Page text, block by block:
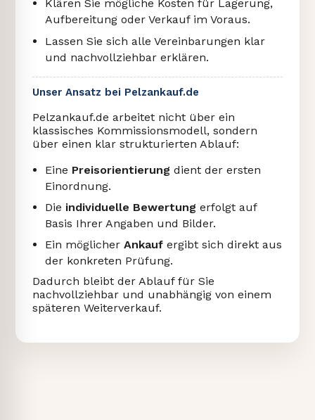
Klären Sie mögliche Kosten für Lagerung,
Aufbereitung oder Verkauf im Voraus.
Lassen Sie sich alle Vereinbarungen klar
und nachvollziehbar erklären.
Unser Ansatz bei Pelzankauf.de
Pelzankauf.de arbeitet nicht über ein
klassisches Kommissionsmodell, sondern
über einen klar strukturierten Ablauf:
Eine Preisorientierung dient der ersten
Einordnung.
Die individuelle Bewertung erfolgt auf
Basis Ihrer Angaben und Bilder.
Ein möglicher Ankauf ergibt sich direkt aus
der konkreten Prüfung.
Dadurch bleibt der Ablauf für Sie
nachvollziehbar und unabhängig von einem
späteren Weiterverkauf.